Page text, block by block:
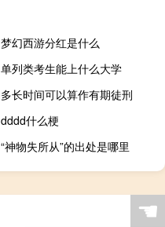
梦幻西游分红是什么
单列类考生能上什么大学
多长时间可以算作有期徒刑
dddd什么梗
“神物失所从”的出处是哪里
☚